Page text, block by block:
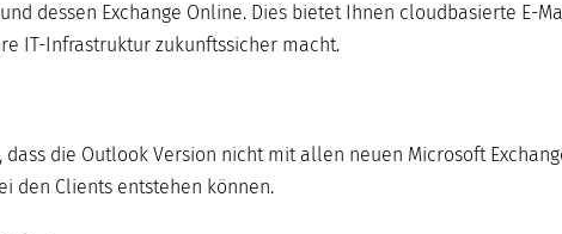
dessen Exchange Online. Dies bietet Ihnen cloudbasierte E-
IT-Infrastruktur zukunftssicher macht.
die Outlook Version nicht mit allen neuen Microsoft
den Clients entstehen können.